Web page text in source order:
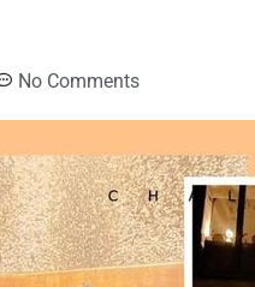
No Comments